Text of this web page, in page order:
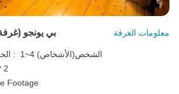
بي يونجو معلومات الغرفة
الحد الأقصى لعدد الضيوف :
1~4 الشخص(الأشخاص)
2
Footage